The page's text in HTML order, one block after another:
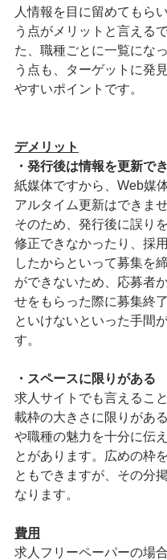
人情報を目に留めてもら
う点がメリットと言える
た、職種ごとに一覧にな
う点も、ターゲットに発
やすいポイントです。
デメリット
・発行後は情報を更新で
紙媒体ですから、Web媒
アルタイム更新はできませ
そのため、発行後に誤り
修正できなかったり、採
したからといって募集を
ができないため、応募者
せをもらった際に募集終
といけないといった手間
す。
・スペースに限りがある
求人サイトでも言えるこ
載枠の大きさに限りがあ
や職種の魅力を十分に伝
とがあります。広めの枠
ともできますが、その分
なります。
費用
求人フリーペーパーの場